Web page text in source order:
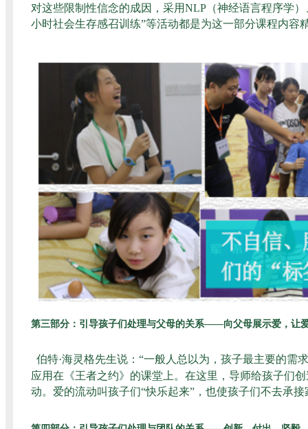
对这些限制性信念的成因，采用NLP（神经语言程序学
小时社会生存感召训练”等活动都是为这一部分课程内容
第三部分： 引导孩子们处理与父母的关系——向父母展示爱，让
伯特·海灵格先生说：“一般人总以为，孩子最主要的
应用在《王者之约》的课堂上。在这里，导师给孩子们
动。爱的流动叫孩子们“快乐起来”，也使孩子们不去承